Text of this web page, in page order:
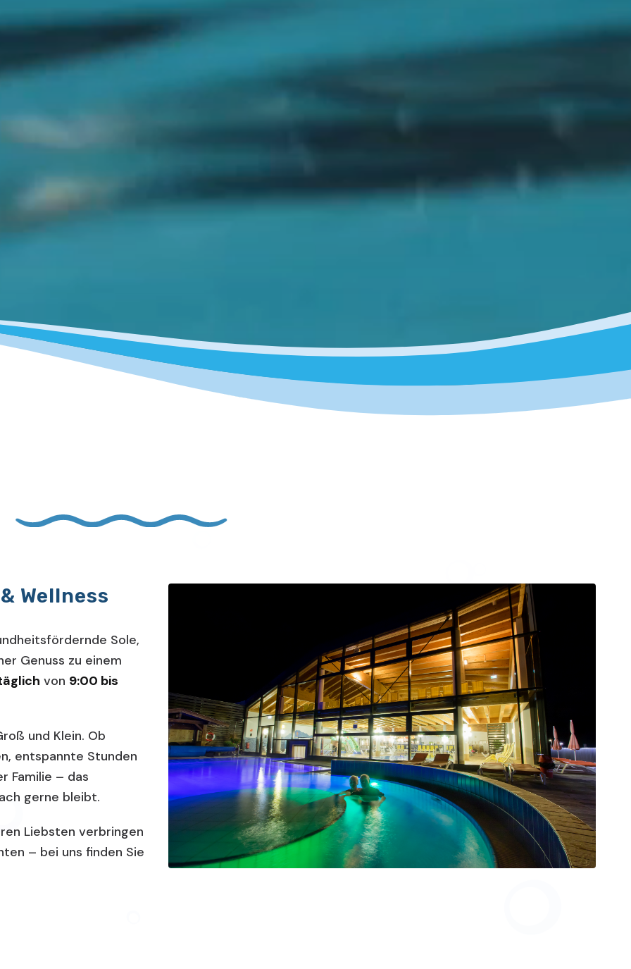
Wellness
Sole,
Genuss zu einem
von 9:00 bis
und Klein. Ob
entspannte Stunden
Familie – das
gerne bleibt.
Liebsten verbringen
– bei uns finden Sie